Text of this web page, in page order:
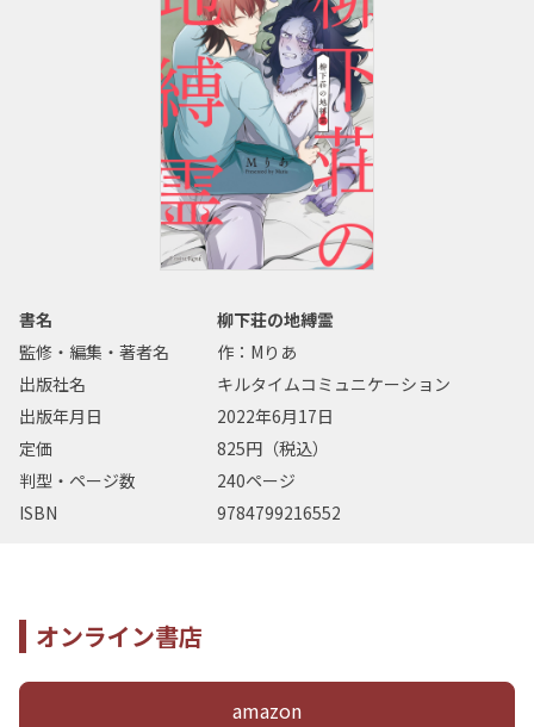
書名
柳下荘の地縛霊
監修・編集・著者名
作：Mりあ
出版社名
キルタイムコミュニケーション
出版年月日
2022年6月17日
定価
825円（税込）
判型・ページ数
240ページ
ISBN
9784799216552
オンライン書店
amazon